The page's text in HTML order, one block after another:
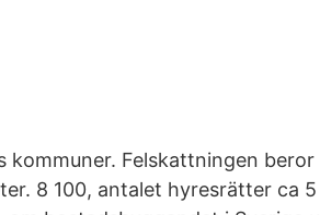
kommuner. Felskattningen
8 100, antalet hyresrätter ca